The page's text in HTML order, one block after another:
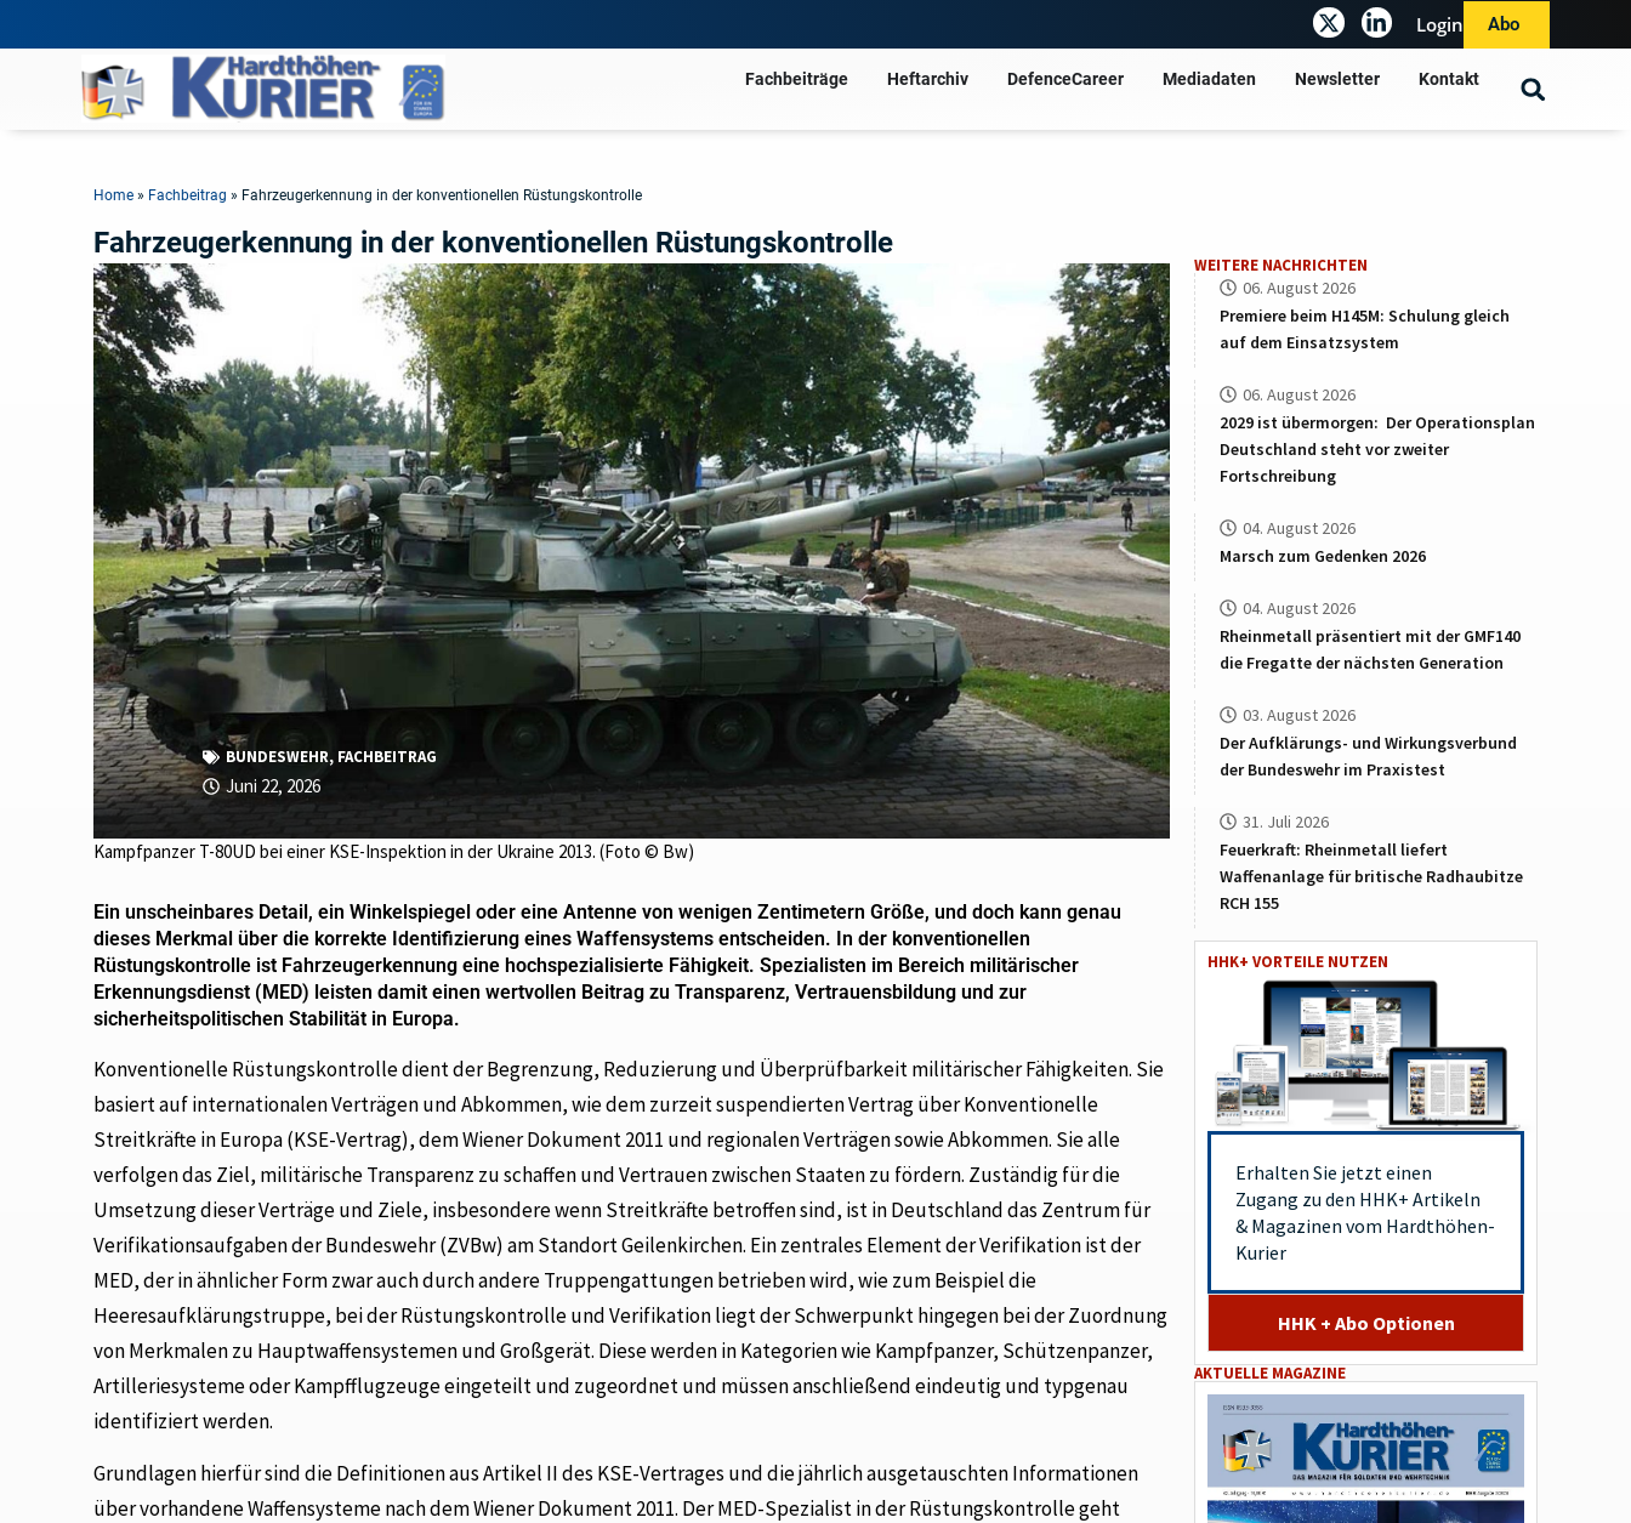
Login Abo
Fachbeiträge Heftarchiv DefenceCareer Mediadaten Newsletter Kontakt
Home » Fachbeitrag » Fahrzeugerkennung in der konventionellen Rüstungskontrolle
Fahrzeugerkennung in der konventionellen Rüstungskontrolle
BUNDESWEHR, FACHBEITRAG
Juni 22, 2026
Kampfpanzer T-80UD bei einer KSE-Inspektion in der Ukraine 2013. (Foto © Bw)
Ein unscheinbares Detail, ein Winkelspiegel oder eine Antenne von wenigen Zentimetern Größe, und doch kann genau
dieses Merkmal über die korrekte Identifizierung eines Waffensystems entscheiden. In der konventionellen
Rüstungskontrolle ist Fahrzeugerkennung eine hochspezialisierte Fähigkeit. Spezialisten im Bereich militärischer
Erkennungsdienst (MED) leisten damit einen wertvollen Beitrag zu Transparenz, Vertrauensbildung und zur
sicherheitspolitischen Stabilität in Europa.
Konventionelle Rüstungskontrolle dient der Begrenzung, Reduzierung und Überprüfbarkeit militärischer Fähigkeiten. Sie
basiert auf internationalen Verträgen und Abkommen, wie dem zurzeit suspendierten Vertrag über Konventionelle
Streitkräfte in Europa (KSE-Vertrag), dem Wiener Dokument 2011 und regionalen Verträgen sowie Abkommen. Sie alle
verfolgen das Ziel, militärische Transparenz zu schaffen und Vertrauen zwischen Staaten zu fördern. Zuständig für die
Umsetzung dieser Verträge und Ziele, insbesondere wenn Streitkräfte betroffen sind, ist in Deutschland das Zentrum für
Verifikationsaufgaben der Bundeswehr (ZVBw) am Standort Geilenkirchen. Ein zentrales Element der Verifikation ist der
MED, der in ähnlicher Form zwar auch durch andere Truppengattungen betrieben wird, wie zum Beispiel die
Heeresaufklärungstruppe, bei der Rüstungskontrolle und Verifikation liegt der Schwerpunkt hingegen bei der Zuordnung
von Merkmalen zu Hauptwaffensystemen und Großgerät. Diese werden in Kategorien wie Kampfpanzer, Schützenpanzer,
Artilleriesysteme oder Kampfflugzeuge eingeteilt und zugeordnet und müssen anschließend eindeutig und typgenau
identifiziert werden.
Grundlagen hierfür sind die Definitionen aus Artikel II des KSE-Vertrages und die jährlich ausgetauschten Informationen
über vorhandene Waffensysteme nach dem Wiener Dokument 2011. Der MED-Spezialist in der Rüstungskontrolle geht
WEITERE NACHRICHTEN
06. August 2026
Premiere beim H145M: Schulung gleich
auf dem Einsatzsystem
06. August 2026
2029 ist übermorgen: Der Operationsplan
Deutschland steht vor zweiter
Fortschreibung
04. August 2026
Marsch zum Gedenken 2026
04. August 2026
Rheinmetall präsentiert mit der GMF140
die Fregatte der nächsten Generation
03. August 2026
Der Aufklärungs- und Wirkungsverbund
der Bundeswehr im Praxistest
31. Juli 2026
Feuerkraft: Rheinmetall liefert
Waffenanlage für britische Radhaubitze
RCH 155
HHK+ VORTEILE NUTZEN
Erhalten Sie jetzt einen
Zugang zu den HHK+ Artikeln
& Magazinen vom Hardthöhen-
Kurier
HHK + Abo Optionen
AKTUELLE MAGAZINE